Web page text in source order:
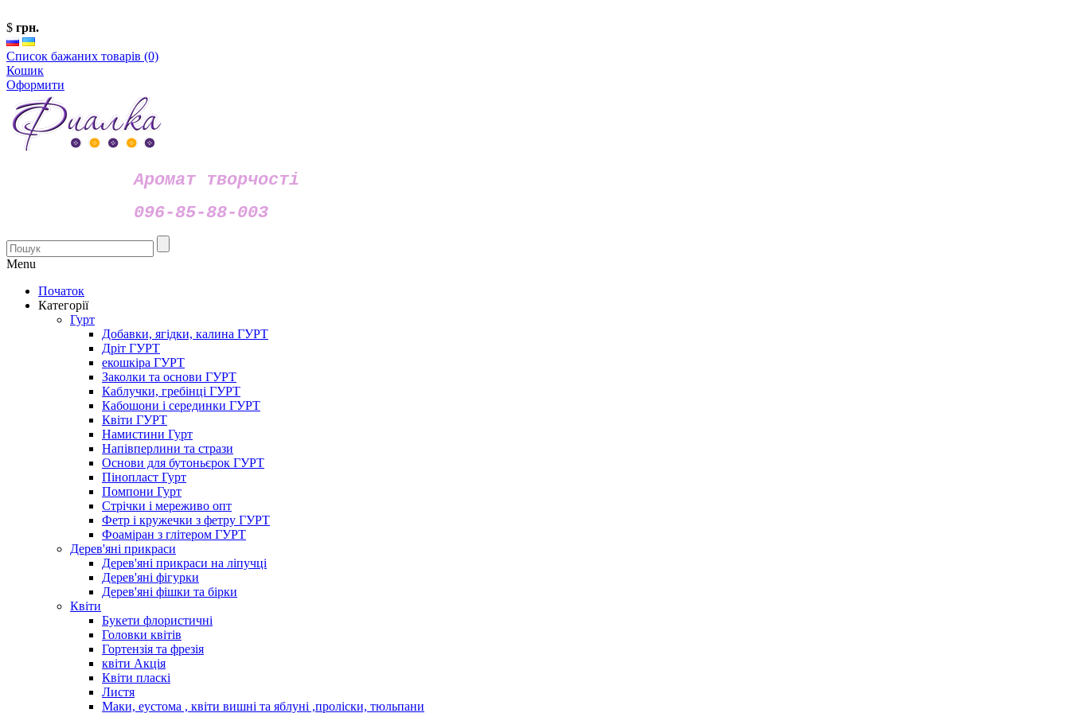
$ грн.
Список бажаних товарів (0)
Кошик
Оформити
Аромат творчості
096-85-88-003
Menu
Початок
Категорії
Гурт
Добавки, ягідки, калина ГУРТ
Дріт ГУРТ
екошкіра ГУРТ
Заколки та основи ГУРТ
Каблучки, гребінці ГУРТ
Кабошони і серединки ГУРТ
Квіти ГУРТ
Намистини Гурт
Напівперлини та стрази
Основи для бутоньєрок ГУРТ
Пінопласт Гурт
Помпони Гурт
Стрічки і мереживо опт
Фетр і кружечки з фетру ГУРТ
Фоаміран з глітером ГУРТ
Дерев'яні прикраси
Дерев'яні прикраси на ліпучці
Дерев'яні фігурки
Дерев'яні фішки та бірки
Квіти
Букети флористичні
Головки квітів
Гортензія та фрезія
квіти Акція
Квіти пласкі
Листя
Маки, еустома , квіти вишні та яблуні ,проліски, тюльпани